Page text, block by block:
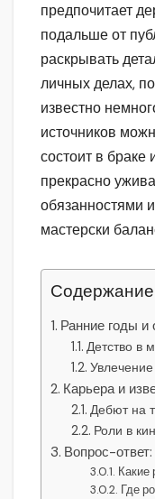
предпочитает
подальше от
раскрывать
личных делах,
известно
источников
состоит в браке
прекрасно
обязанностями
мастерски
Содержание
Ранние годы и
Детство в
Карьера и
Дебют на
Роли в
Вопрос-ответ:
Какие
Где